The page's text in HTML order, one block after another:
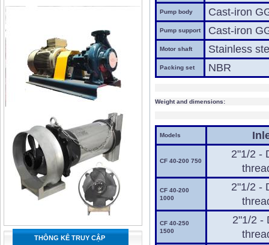
THÔNG KÊ TRUY CẬP
Pump body Cast-iron
Pump support Cast-iron
Motor shaft Stainless
Packing set NBR
Weight and dimensions:
Models
CF 40-200 750
2"1/2 -
CF 40-200
1000
2"1/2 -
CF 40-250
1500
2"1/2 -